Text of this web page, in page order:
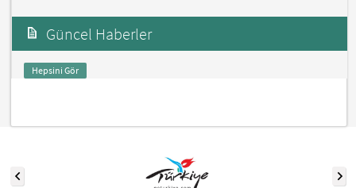
Güncel Haberler
Hepsini Gör